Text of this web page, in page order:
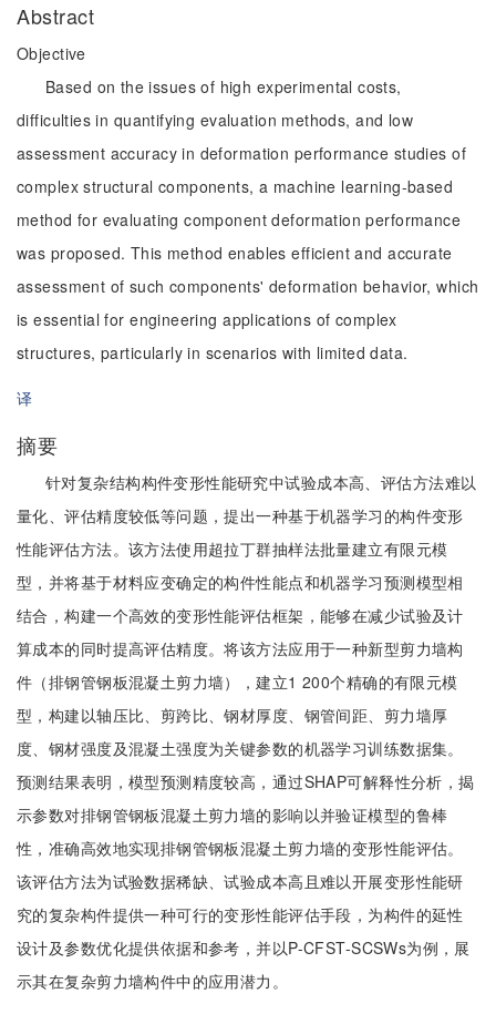
Abstract
Objective
Based on the issues of high experimental costs,
difficulties in quantifying evaluation methods, and low
assessment accuracy in deformation performance studies of
complex structural components, a machine learning-based
method for evaluating component deformation performance
was proposed. This method enables efficient and accurate
assessment of such components' deformation behavior, which
is essential for engineering applications of complex
structures, particularly in scenarios with limited data.
译
摘要
针对复杂结构构件变形性能研究中试验成本高、评估方法难以
量化、评估精度较低等问题，提出一种基于机器学习的构件变形
性能评估方法。该方法使用超拉丁群抽样法批量建立有限元模
型，并将基于材料应变确定的构件性能点和机器学习预测模型相
结合，构建一个高效的变形性能评估框架，能够在减少试验及计
算成本的同时提高评估精度。将该方法应用于一种新型剪力墙构
件（排钢管钢板混凝土剪力墙），建立1 200个精确的有限元模
型，构建以轴压比、剪跨比、钢材厚度、钢管间距、剪力墙厚
度、钢材强度及混凝土强度为关键参数的机器学习训练数据集。
预测结果表明，模型预测精度较高，通过SHAP可解释性分析，揭
示参数对排钢管钢板混凝土剪力墙的影响以并验证模型的鲁棒
性，准确高效地实现排钢管钢板混凝土剪力墙的变形性能评估。
该评估方法为试验数据稀缺、试验成本高且难以开展变形性能研
究的复杂构件提供一种可行的变形性能评估手段，为构件的延性
设计及参数优化提供依据和参考，并以P-CFST-SCSWs为例，展
示其在复杂剪力墙构件中的应用潜力。